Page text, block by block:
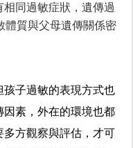
同過敏症狀，遺傳過
體質與父母遺傳關係密
子過敏的表現方式也
素，外在的環境也都
方觀察與評估，才可